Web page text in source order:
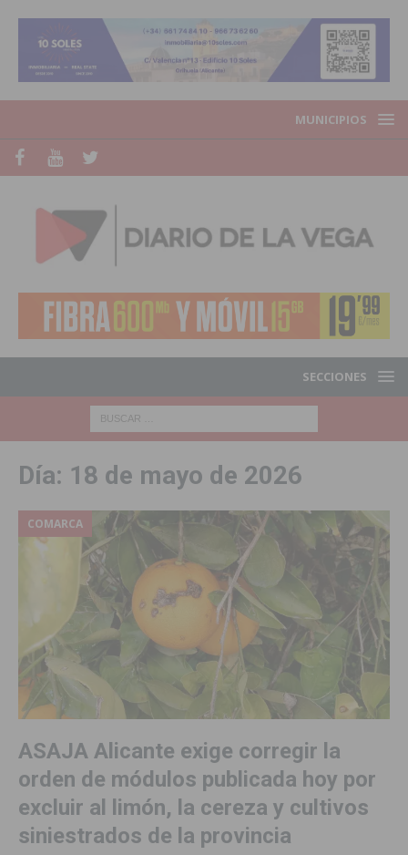
MUNICIPIOS
SECCIONES
Día: 18 de mayo de 2026
COMARCA
ASAJA Alicante exige corregir la
orden de módulos publicada hoy por
excluir al limón, la cereza y cultivos
siniestrados de la provincia